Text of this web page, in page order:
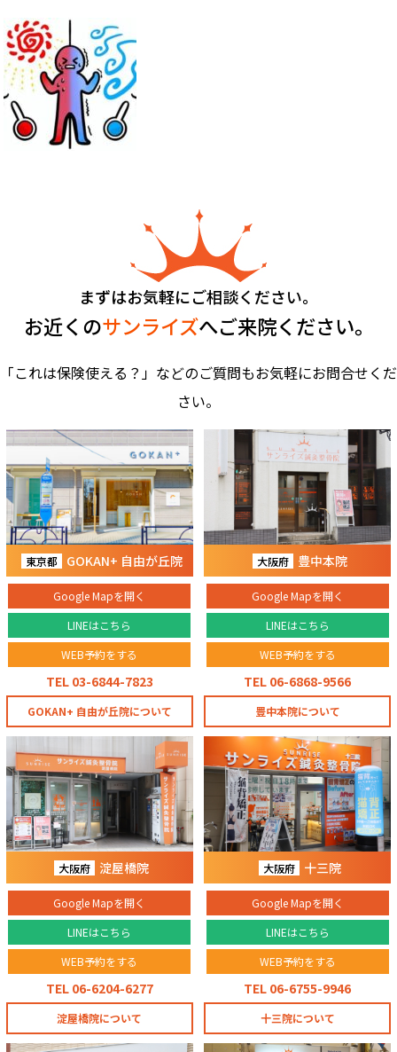
まずはお気軽にご相談ください。
お近くのサンライズへご来院ください。
「これは保険使える？」などのご質問もお気軽にお問合せくだ
さい。
東京都 GOKAN+ 自由が丘院
Google Mapを開く
LINEはこちら
WEB予約をする
TEL 03-6844-7823
GOKAN+ 自由が丘院について
大阪府 豊中本院
Google Mapを開く
LINEはこちら
WEB予約をする
TEL 06-6868-9566
豊中本院について
大阪府 淀屋橋院
Google Mapを開く
LINEはこちら
WEB予約をする
TEL 06-6204-6277
淀屋橋院について
大阪府 十三院
Google Mapを開く
LINEはこちら
WEB予約をする
TEL 06-6755-9946
十三院について